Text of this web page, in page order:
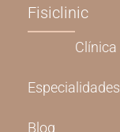
Fisiclinic
Clínica
Especialidades
Blog